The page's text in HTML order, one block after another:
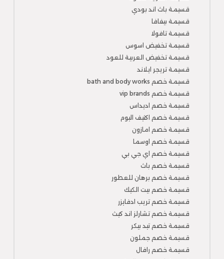
قسيمة باث اند بودي
قسيمة بيفافا
قسيمة تافولا
قسيمة تخفيض اسوس
قسيمة تخفيض العربية للعود
قسيمة تريجر ايلاند
قسيمة خصم bath and body works
قسيمة خصم vip brands
قسيمة خصم اديداس
قسيمة خصم اكتيف اليوم
قسيمة خصم امازون
قسيمة خصم اوسما
قسيمة خصم اي جي بي
قسيمة خصم باث
قسيمة خصم برهان للعطور
قسيمة خصم بيت الكيك
قسيمة خصم تريب ادفايزر
قسيمة خصم تشارلز اند كيث
قسيمة خصم تيد بيكر
قسيمة خصم جملون
قسيمة خصم رافال